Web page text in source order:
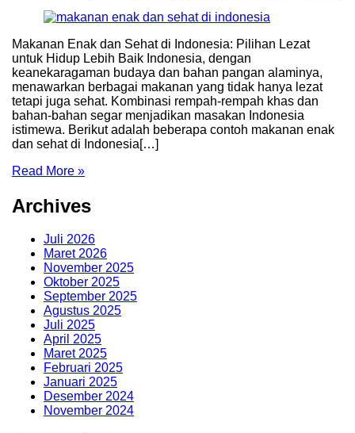
Makanan Enak dan Sehat di Indonesia: Pilihan Lezat
untuk Hidup Lebih Baik Indonesia, dengan
keanekaragaman budaya dan bahan pangan alaminya,
menawarkan berbagai makanan yang tidak hanya lezat
tetapi juga sehat. Kombinasi rempah-rempah khas dan
bahan-bahan segar menjadikan masakan Indonesia
istimewa. Berikut adalah beberapa contoh makanan enak
dan sehat di Indonesia[…]
Read More »
Archives
Juli 2026
Maret 2026
November 2025
Oktober 2025
September 2025
Agustus 2025
Juli 2025
April 2025
Maret 2025
Februari 2025
Januari 2025
Desember 2024
November 2024